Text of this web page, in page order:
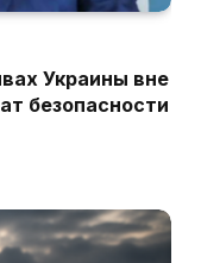
Украины вне
безопасности